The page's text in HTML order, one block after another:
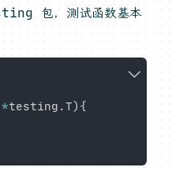
包，测试函数基本
*testing .T) {